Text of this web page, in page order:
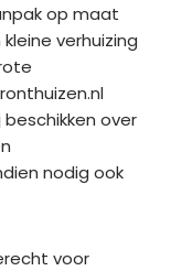
op maat
verhuizing
over
nodig ook
voor